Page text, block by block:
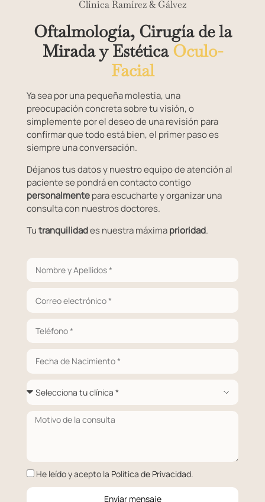
Clínica Ramírez & Gálvez
Oftalmología, Cirugía de la
Mirada y EstéticaOculo-
Facial
Ya sea por una pequeña molestia, una
preocupación concreta sobre tu visión, o
simplemente por el deseo de una revisión para
confirmar que todo está bien, el primer paso es
siempre una conversación.
Déjanos tus datos y nuestro equipo de atención al
paciente se pondrá en contacto contigo
personalmentepara escucharte y organizar una
consulta con nuestros doctores.
Tutranquilidades nuestra máximaprioridad.
He leído y acepto la Política de Privacidad.
Enviar mensaje